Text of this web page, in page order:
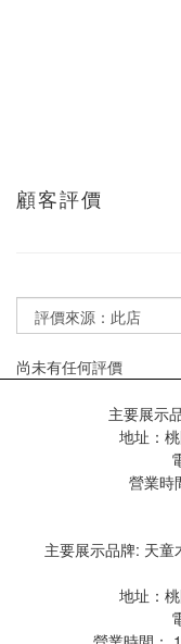
顧客評價
尚未有任何評價
主要展示
地址：
營業時
主要展示品牌: 天
地址：